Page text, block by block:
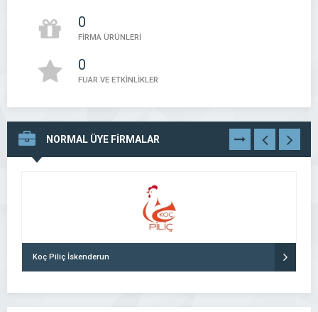
0
FİRMA ÜRÜNLERİ
0
FUAR VE ETKİNLİKLER
NORMAL ÜYE FİRMALAR TÜMÜNÜ
GÖR
Koç Piliç İskenderun